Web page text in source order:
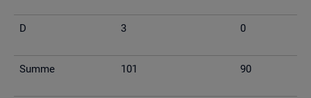
D 3 0
Summe 101 90